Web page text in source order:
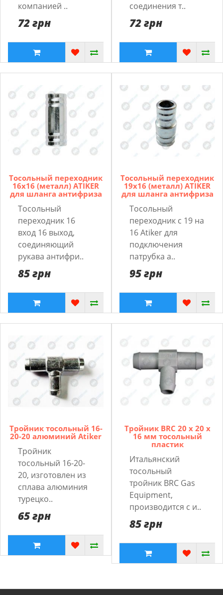
компанией ..
72 грн
соединения т..
72 грн
Тосольный переходник
16x16 (металл) ATIKER
для шланга антифриза
Тосольный
переходник 16
вход 16 выход,
соединяющий
рукава антифри..
85 грн
Тосольный переходник
19x16 (металл) ATIKER
для шланга антифриза
Тосольный
переходник с 19 на
16 Atiker для
подключения
патрубка а..
95 грн
Тройник тосольный 16-
20-20 алюминий Atiker
Тройник
тосольный 16-20-
20, изготовлен из
сплава алюминия
турецко..
65 грн
Тройник BRC 20 x 20 x
16 мм тосольный
пластик
Итальянский
тосольный
тройник BRC Gas
Equipment,
производится с и..
85 грн